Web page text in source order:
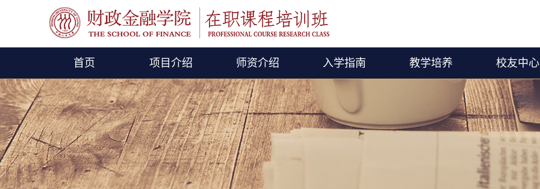
首页 项目介绍 师资介绍 入学指南 教学培养 校友中心